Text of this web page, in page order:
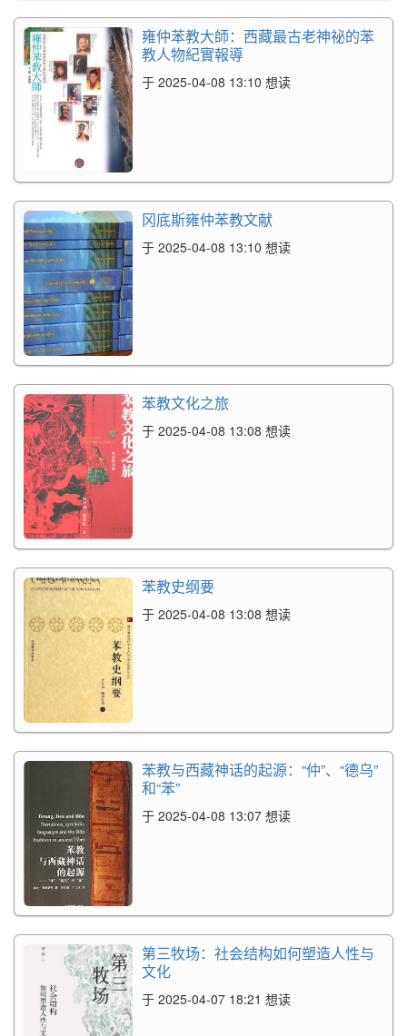
雍仲苯教大師：西藏最古老神祕的苯
教人物紀實報導
于 2025-04-08 13:10 想读
冈底斯雍仲苯教文献
于 2025-04-08 13:10 想读
苯教文化之旅
于 2025-04-08 13:08 想读
苯教史纲要
于 2025-04-08 13:08 想读
苯教与西藏神话的起源：“仲”、“德乌”
和“苯”
于 2025-04-08 13:07 想读
第三牧场：社会结构如何塑造人性与
文化
于 2025-04-07 18:21 想读